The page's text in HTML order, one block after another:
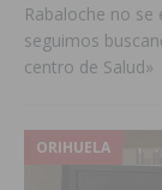
Rabaloche no
seguimos
centro de Salud»
ORIHUELA